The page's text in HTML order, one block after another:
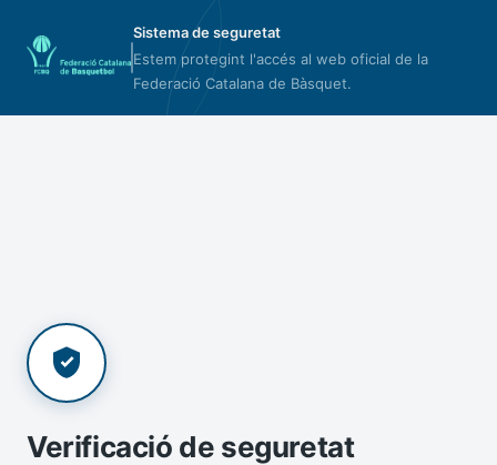
Sistema de seguretat
Estem protegint l'accés al web oficial de la
Federació Catalana de Bàsquet.
Verificació de seguretat